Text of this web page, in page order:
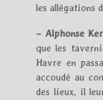
les allégations
– Alphonse
que les
Havre en
accoudé au
des lieux, il